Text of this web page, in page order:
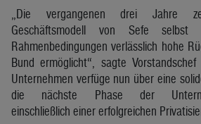
„Die vergangenen drei Jahre
Geschäftsmodell von Sefe selbst
Rahmenbedingungen verlässlich hohe
Bund ermöglicht“, sagte
Unternehmen verfüge nun über eine
die nächste Phase der
einschließlich einer erfolgreichen